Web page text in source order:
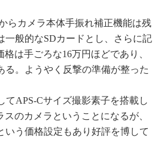
らカメラ本体手振れ補正機能は残
一般的なSDカードとし、さらに記
は手ごろな16万円ほどであり、
。ようやく反撃の準備が整った
APS-Cサイズ撮影素子を搭載し
のカメラということになるが、
いう価格設定もあり好評を博して